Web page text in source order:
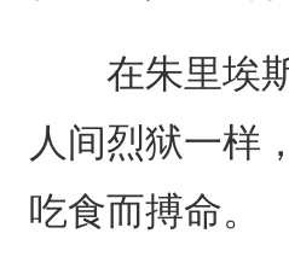
在朱里埃斯
人间烈狱一样
吃食而搏命。